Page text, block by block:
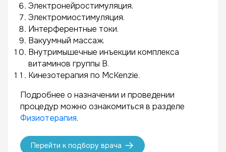
Электронейростимуляция.
Электромиостимуляция.
Интерферентные токи.
Вакуумный массаж.
Внутримышечные инъекции комплекса
витаминов группы В.
Кинезотерапия по McKenzie.
Подробнее о назначении и проведении
процедур можно ознакомиться в разделе
Физиотерапия.
Перейти к подбору врача